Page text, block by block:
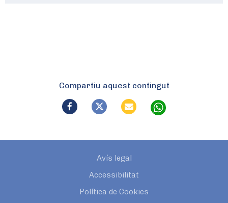
Compartiu aquest contingut
Avís legal
Accessibilitat
Política de Cookies